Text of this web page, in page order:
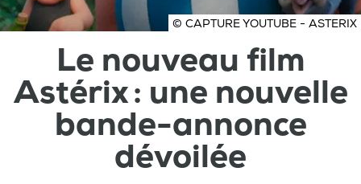
© CAPTURE YOUTUBE - ASTERIX
Le nouveau film
Astérix : une nouvelle
bande-annonce
dévoilée